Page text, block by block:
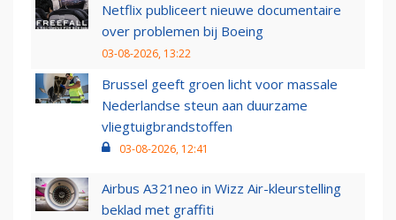
Netflix publiceert nieuwe documentaire
over problemen bij Boeing
03-08-2026, 13:22
Brussel geeft groen licht voor massale
Nederlandse steun aan duurzame
vliegtuigbrandstoffen
03-08-2026, 12:41
Airbus A321neo in Wizz Air-kleurstelling
beklad met graffiti